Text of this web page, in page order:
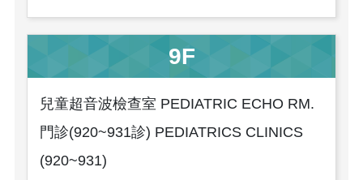
9F
兒童超音波檢查室 PEDIATRIC ECHO RM.
門診(920~931診) PEDIATRICS CLINICS
(920~931)